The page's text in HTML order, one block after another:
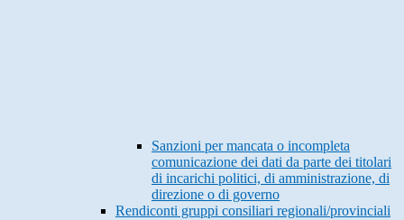
Sanzioni per mancata o incompleta
comunicazione dei dati da parte dei titolari
di incarichi politici, di amministrazione, di
direzione o di governo
Rendiconti gruppi consiliari regionali/provinciali